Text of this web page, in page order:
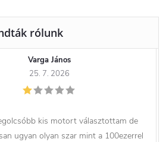
Varga János
25. 7. 2026
kis motort választottam de
ugyan olyan szar mint a 100ezerrel